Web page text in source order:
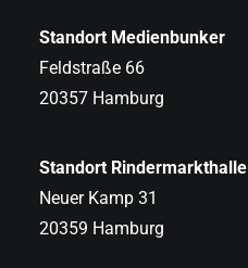
Standort Medienbunker
Feldstraße 66
20357 Hamburg
Standort Rindermarkthalle
Neuer Kamp 31
20359 Hamburg